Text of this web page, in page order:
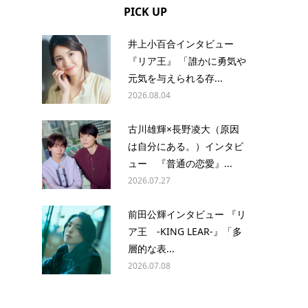
PICK UP
井上小百合インタビュー
『リア王』 「誰かに勇気や
元気を与えられる存...
2026.08.04
古川雄輝×長野凌大（原因
は自分にある。）インタビ
ュー 『普通の恋愛』...
2026.07.27
前田公輝インタビュー 『リ
ア王 -KING LEAR-』「多
層的な表...
2026.07.08